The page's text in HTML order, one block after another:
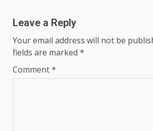
Leave a Reply
Your email address will not be
fields are marked *
Comment*